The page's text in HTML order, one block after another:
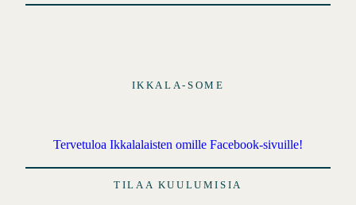
IKKALA-SOME
Tervetuloa Ikkalalaisten omille Facebook-sivuille!
TILAA KUULUMISIA